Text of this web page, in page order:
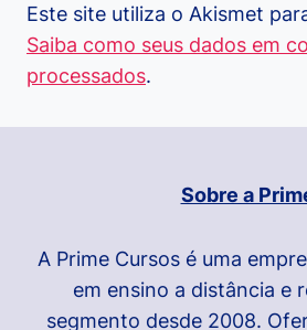
Este site utiliza o Akismet
Saiba como seus dados em
processados.
Sobre a
A Prime Cursos é uma
em ensino a distância e
segmento desde 2008.